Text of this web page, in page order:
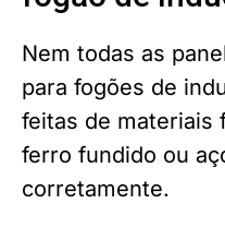
Nem todas as
para fogões de
feitas de materiais
ferro fundido ou
corretamente.